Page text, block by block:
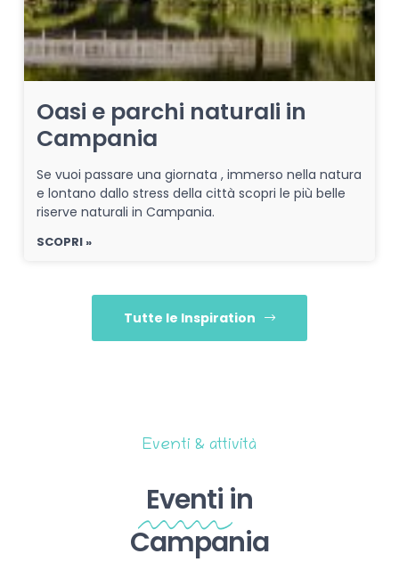
Oasi e parchi naturali in
Campania
Se vuoi passare una giornata , immerso nella natura
e lontano dallo stress della città scopri le più belle
riserve naturali in Campania.
SCOPRI »
Tutte le Inspiration
Eventi & attività
Eventi in
Campania